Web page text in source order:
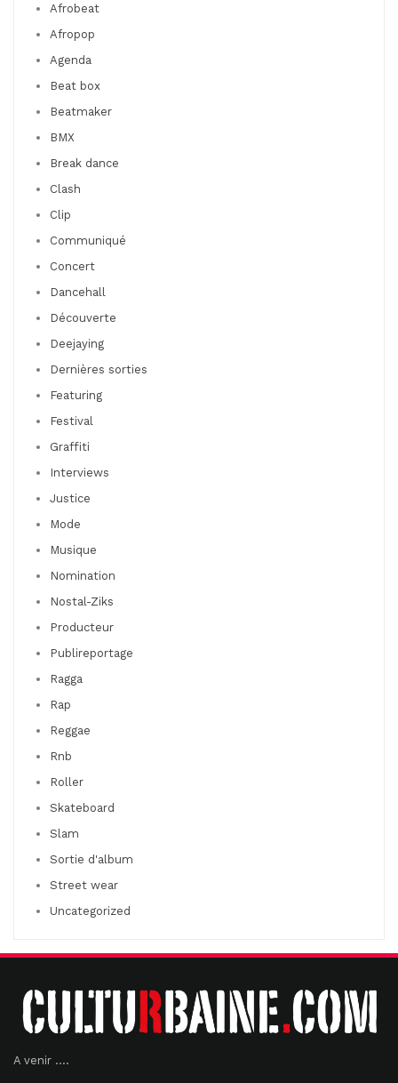
Afrobeat
Afropop
Agenda
Beat box
Beatmaker
BMX
Break dance
Clash
Clip
Communiqué
Concert
Dancehall
Découverte
Deejaying
Dernières sorties
Featuring
Festival
Graffiti
Interviews
Justice
Mode
Musique
Nomination
Nostal-Ziks
Producteur
Publireportage
Ragga
Rap
Reggae
Rnb
Roller
Skateboard
Slam
Sortie d'album
Street wear
Uncategorized
A venir ....